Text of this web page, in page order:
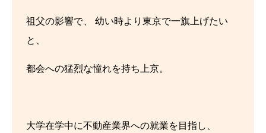
祖父の影響で、 幼い時より東京で一旗上げたい
と、
都会への猛烈な憧れを持ち上京。
大学在学中に不動産業界への就業を目指し、